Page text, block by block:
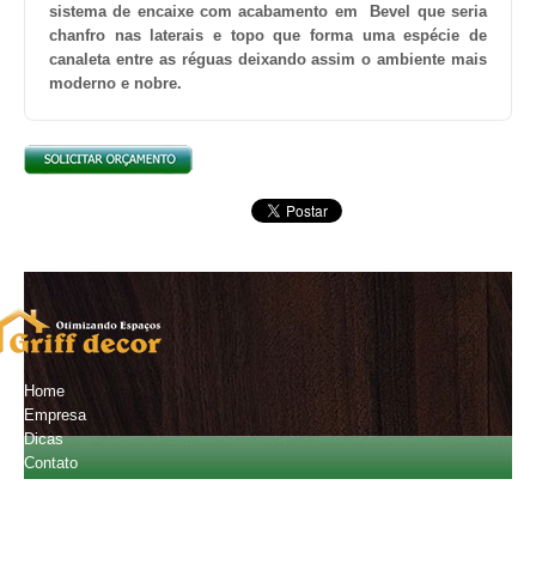
sistema de encaixe com acabamento em Bevel que seria
chanfro nas laterais e topo que forma uma espécie de
canaleta entre as réguas deixando assim o ambiente mais
moderno e nobre.
Home
Empresa
Dicas
Contato